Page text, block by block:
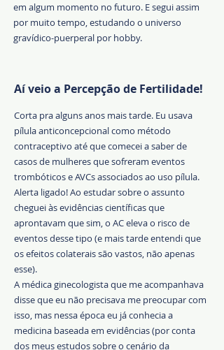
em algum momento no futuro. E segui assim
por muito tempo, estudando o universo
gravídico-puerperal por hobby.
Aí veio a Percepção de Fertilidade!
Corta pra alguns anos mais tarde. Eu usava
pílula anticoncepcional como método
contraceptivo até que comecei a saber de
casos de mulheres que sofreram eventos
trombóticos e AVCs associados ao uso pílula.
Alerta ligado! Ao estudar sobre o assunto
cheguei às evidências científicas que
aprontavam que sim, o AC eleva o risco de
eventos desse tipo (e mais tarde entendi que
os efeitos colaterais são vastos, não apenas
esse).
A médica ginecologista que me acompanhava
disse que eu não precisava me preocupar com
isso, mas nessa época eu já conhecia a
medicina baseada em evidências (por conta
dos meus estudos sobre o cenário da